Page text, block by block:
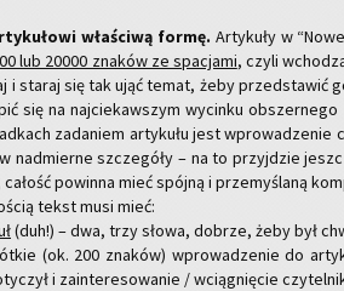
wła­ści­wą formę. Ar­ty­ku­ły w
lub 20000 zna­ków ze spa­cja­mi, czyli
i sta­raj się tak ująć temat, żeby przed­sta­wić
się na naj­cie­kaw­szym wy­cin­ku
za­da­niem ar­ty­ku­łu jest
nad­mier­ne szcze­gó­ły – na to przyj­dzie
po­win­na mieć spój­ną i prze­my­śla­ną
tekst musi mieć:
(duh!) – dwa, trzy słowa, do­brze, żeby był
(ok. 200 zna­ków) wpro­wa­dze­nie do
i za­in­te­re­so­wa­nie / wcią­gnię­cie